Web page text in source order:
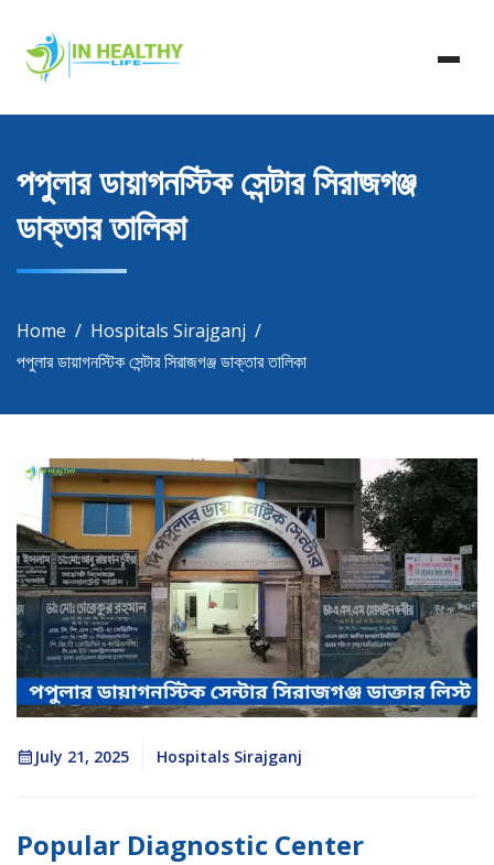
content
In Healthy Life
In Healthy Life, Healthy Life, Health Life, Doctor List,
Doctor Listing
পপুলার ডায়াগনস্টিক সেন্টার সিরাজগঞ্জ
ডাক্তার তালিকা
Home
Hospitals Sirajganj
পপুলার ডায়াগনস্টিক সেন্টার সিরাজগঞ্জ ডাক্তার তালিকা
July 21, 2025 Hospitals Sirajganj
Popular Diagnostic Center